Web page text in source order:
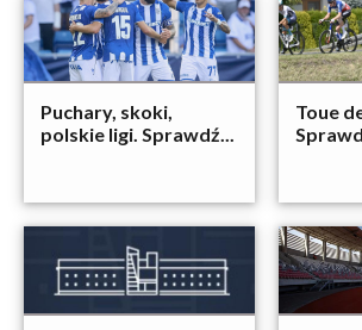
Puchary, skoki,
polskie ligi. Sprawdź...
Toue